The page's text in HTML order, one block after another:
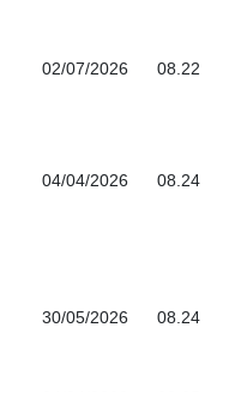
02/07/2026 08.22
04/04/2026 08.24
30/05/2026 08.24